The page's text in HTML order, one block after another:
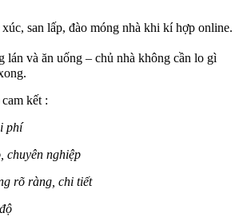
san lấp, đào móng nhà khi kí hợp online.
lán và ăn uống – chủ nhà không cần lo gì
kết :
phí
chuyên nghiệp
rõ ràng, chi tiết